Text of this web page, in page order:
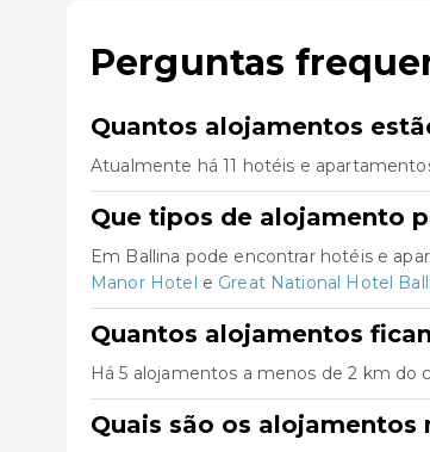
Perguntas
Quantos alojamentos
Atualmente há 11 hotéis e
Que tipos de alojamento
Em Ballina pode encontrar hotéis e
Manor Hotel e Great National Hotel
Quantos alojamentos
Há 5 alojamentos a menos de 2 km do
Quais são os